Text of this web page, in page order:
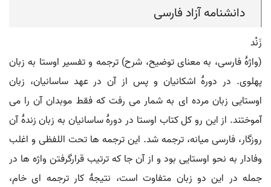
دانشنامه آزاد فارسی
زَنْد
(واژۀ فارسی، به معنای توضیح، شرح) ترجمه و تفسیر اوستا به زبان
پهلوی. در دورۀ اشکانیان و پس از آن در عهد ساسانیان، زبان
اوستایی زبان مرده ای به شمار می رفت که فقط موبدان آن را می
آموختند. از این رو کل کتاب اوستا در دورۀ ساسانیان به زبان زندۀ آن
روزگار، فارسی میانه، ترجمه شد. این ترجمه ها تحت اللفظی و اغلب
وفادار به نحو اوستایی بود و از آن جا که ترتیب قرارگرفتن واژه ها در
جمله در این دو زبان متفاوت است، نتیجۀ کار ترجمه ای خام،